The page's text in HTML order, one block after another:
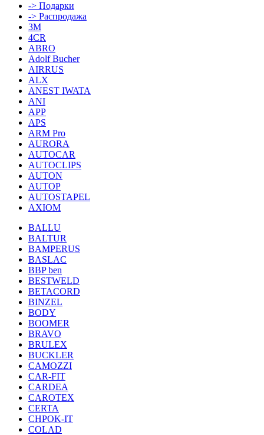
-> Подарки
-> Распродажа
3M
4CR
ABRO
Adolf Bucher
AIRRUS
ALX
ANEST IWATA
ANI
APP
APS
ARM Pro
AURORA
AUTOCAR
AUTOCLIPS
AUTON
AUTOP
AUTOSTAPEL
AXIOM
BALLU
BALTUR
BAMPERUS
BASLAC
BBP ben
BESTWELD
BETACORD
BINZEL
BODY
BOOMER
BRAVO
BRULEX
BUCKLER
CAMOZZI
CAR-FIT
CARDEA
CAROTEX
CERTA
CHPOK-IT
COLAD